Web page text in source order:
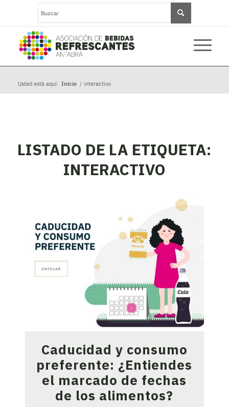
Usted está aquí: Inicio / interactivo
LISTADO DE LA ETIQUETA:
INTERACTIVO
Caducidad y consumo
preferente: ¿Entiendes
el marcado de fechas
de los alimentos?